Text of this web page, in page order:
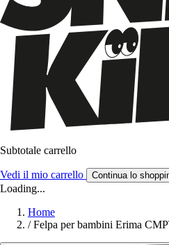
Subtotale carrello
Vedi il mio carrello Continua lo
Loading...
Home
/ Felpa per bambini Erima